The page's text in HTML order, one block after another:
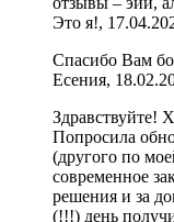
Это я!,
Спасибо Вам
Есения,
Здравствуйте!
Попросила
(другого по
современное
решения и за
(!!!) день